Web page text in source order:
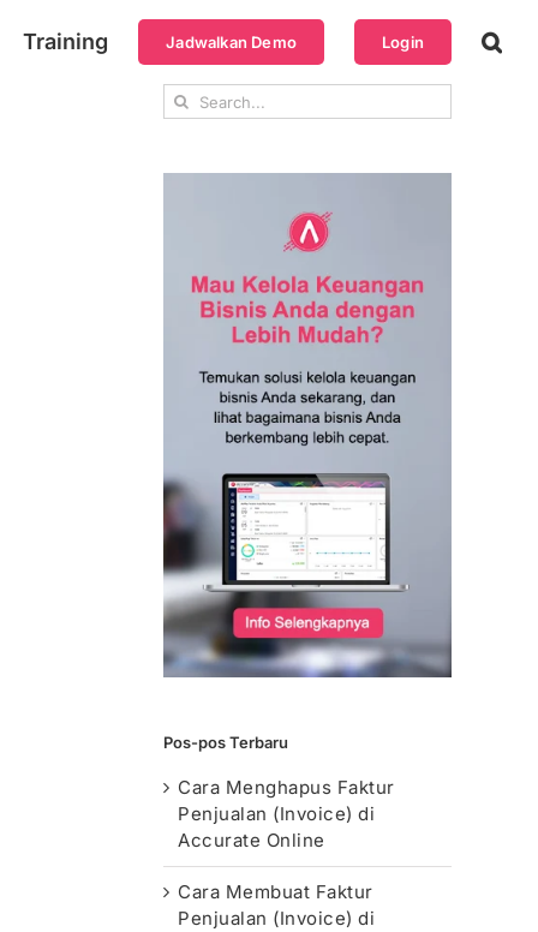
Training Jadwalkan Demo Login
Search
for:
Pos-pos Terbaru
Cara Menghapus Faktur
Penjualan (Invoice) di
Accurate Online
Cara Membuat Faktur
Penjualan (Invoice) di